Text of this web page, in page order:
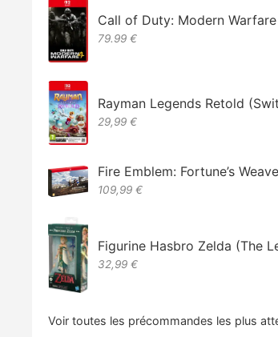
Call of Duty: Modern
79.99 €
Rayman Legends Retold
29,99 €
Fire Emblem: Fortune’s
109,99 €
Figurine Hasbro Zelda (The
32,99 €
Voir toutes les précommandes les plus